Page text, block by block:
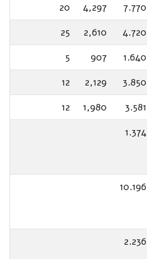
7.770
4,297
20
4.720
2,610
25
1.640
907
5
3.850
2,129
12
3.581
1,980
12
1.374
10.196
2.236